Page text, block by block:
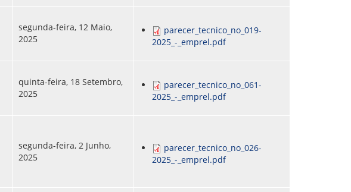
segunda-feira, 12 Maio,
2025
parecer_tecnico_no_019-
2025_-_emprel.pdf
quinta-feira, 18 Setembro,
2025
parecer_tecnico_no_061-
2025_-_emprel.pdf
segunda-feira, 2 Junho,
2025
parecer_tecnico_no_026-
2025_-_emprel.pdf